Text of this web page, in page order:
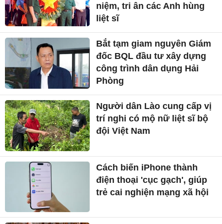
niệm, tri ân các Anh hùng
liệt sĩ
Bắt tạm giam nguyên Giám
đốc BQL đầu tư xây dựng
công trình dân dụng Hải
Phòng
Người dân Lào cung cấp vị
trí nghi có mộ nữ liệt sĩ bộ
đội Việt Nam
Cách biến iPhone thành
điện thoại 'cục gạch', giúp
trẻ cai nghiện mạng xã hội